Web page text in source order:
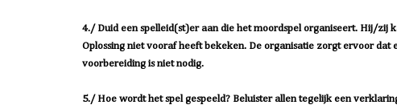
4./ Duid een spelleid(st)er aan die het moordspel organiseert. Hij/zij
Oplossing niet vooraf heeft bekeken. De organisatie zorgt ervoor dat
voorbereiding is niet nodig.
5./ Hoe wordt het spel gespeeld? Beluister allen tegelijk een